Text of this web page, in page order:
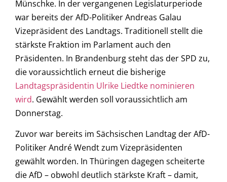
Münschke. In der vergangenen Legislaturperiode
war bereits der AfD-Politiker Andreas Galau
Vizepräsident des Landtags. Traditionell stellt die
stärkste Fraktion im Parlament auch den
Präsidenten. In Brandenburg steht das der SPD zu,
die voraussichtlich erneut die bisherige
Landtagspräsidentin Ulrike Liedtke nominieren
wird. Gewählt werden soll voraussichtlich am
Donnerstag.
Zuvor war bereits im Sächsischen Landtag der AfD-
Politiker André Wendt zum Vizepräsidenten
gewählt worden. In Thüringen dagegen scheiterte
die AfD – obwohl deutlich stärkste Kraft – damit,